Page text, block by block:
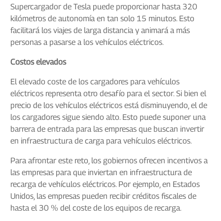
Supercargador de Tesla puede proporcionar hasta 320
kilómetros de autonomía en tan solo 15 minutos. Esto
facilitará los viajes de larga distancia y animará a más
personas a pasarse a los vehículos eléctricos.
Costos elevados
El elevado coste de los cargadores para vehículos
eléctricos representa otro desafío para el sector. Si bien el
precio de los vehículos eléctricos está disminuyendo, el de
los cargadores sigue siendo alto. Esto puede suponer una
barrera de entrada para las empresas que buscan invertir
en infraestructura de carga para vehículos eléctricos.
Para afrontar este reto, los gobiernos ofrecen incentivos a
las empresas para que inviertan en infraestructura de
recarga de vehículos eléctricos. Por ejemplo, en Estados
Unidos, las empresas pueden recibir créditos fiscales de
hasta el 30 % del coste de los equipos de recarga.